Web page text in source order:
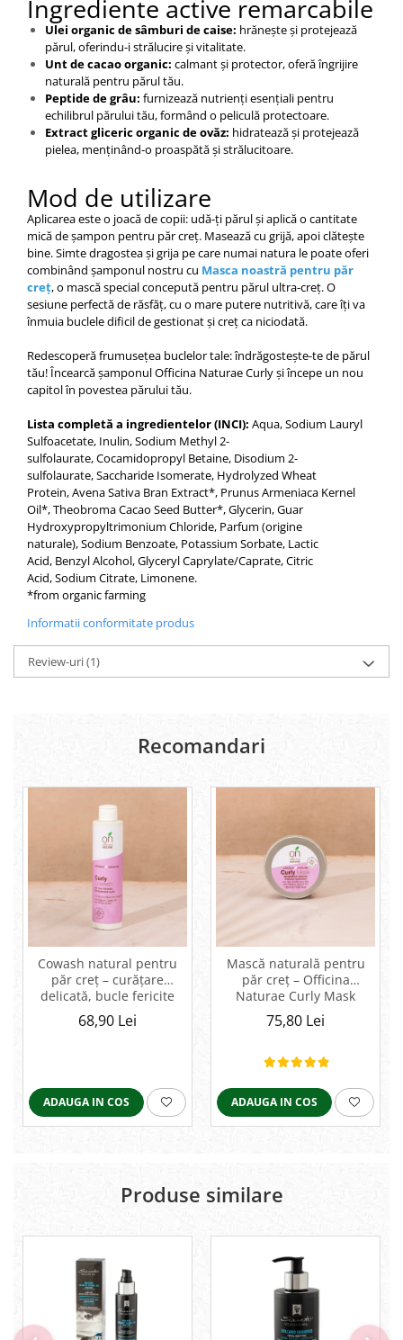
Ingrediente active remarcabile
Ulei organic de sâmburi de caise: hrănește și protejează
părul, oferindu-i strălucire și vitalitate.
Unt de cacao organic: calmant și protector, oferă îngrijire
naturală pentru părul tău.
Peptide de grâu: furnizează nutrienți esențiali pentru
echilibrul părului tău, formând o peliculă protectoare.
Extract gliceric organic de ovăz: hidratează și protejează
pielea, menținând-o proaspătă și strălucitoare.
Mod de utilizare
Aplicarea este o joacă de copii: udă-ți părul și aplică o cantitate
mică de șampon pentru păr creț. Masează cu grijă, apoi clătește
bine. Simte dragostea și grija pe care numai natura le poate oferi
combinând șamponul nostru cu Masca noastră pentru păr
creț, o mască special concepută pentru părul ultra-creț. O
sesiune perfectă de răsfăț, cu o mare putere nutritivă, care îți va
înmuia buclele dificil de gestionat și creț ca niciodată.
Redescoperă frumusețea buclelor tale: îndrăgostește-te de părul
tău! Încearcă șamponul Officina Naturae Curly și începe un nou
capitol în povestea părului tău.
Lista completă a ingredientelor (INCI): Aqua, Sodium Lauryl
Sulfoacetate, Inulin, Sodium Methyl 2-
sulfolaurate, Cocamidopropyl Betaine, Disodium 2-
sulfolaurate, Saccharide Isomerate, Hydrolyzed Wheat
Protein, Avena Sativa Bran Extract*, Prunus Armeniaca Kernel
Oil*, Theobroma Cacao Seed Butter*, Glycerin, Guar
Hydroxypropyltrimonium Chloride, Parfum (origine
naturale), Sodium Benzoate, Potassium Sorbate, Lactic
Acid, Benzyl Alcohol, Glyceryl Caprylate/Caprate, Citric
Acid, Sodium Citrate, Limonene.
*from organic farming
Informatii conformitate produs
Review-uri(1)
Recomandari
Cowash natural pentru
păr creț – curățare
delicată, bucle fericite
68,90 Lei
ADAUGA IN COS
Mască naturală pentru
păr creț – Officina
Naturae Curly Mask
75,80 Lei
ADAUGA IN COS
Produse similare